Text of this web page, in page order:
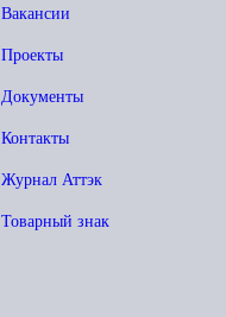
Вакансии
Проекты
Документы
Контакты
Журнал Аттэк
Товарный знак